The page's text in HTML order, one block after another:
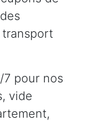
pour nos
vide